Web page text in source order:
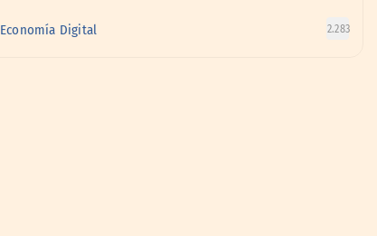
Economía Digital 2.283